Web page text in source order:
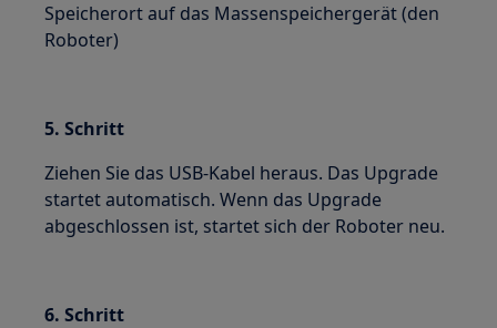
Speicherort auf das Massenspeichergerät (den
Roboter)
5. Schritt
Ziehen Sie das USB-Kabel heraus. Das Upgrade
startet automatisch. Wenn das Upgrade
abgeschlossen ist, startet sich der Roboter neu.
6. Schritt